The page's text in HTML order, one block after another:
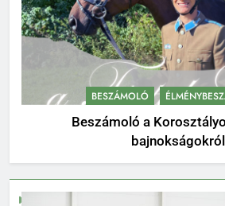
BESZÁMOLÓ
Beszámoló a
bajnokságokról